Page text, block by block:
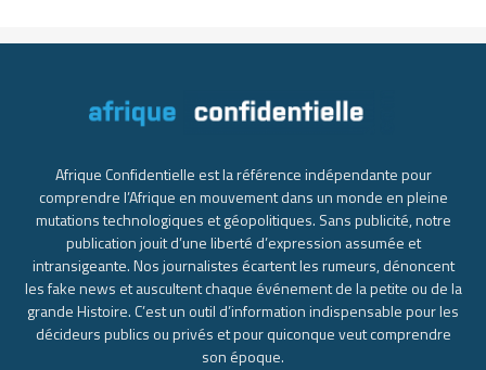
Afrique Confidentielle est la référence indépendante pour
comprendre l’Afrique en mouvement dans un monde en pleine
mutations technologiques et géopolitiques. Sans publicité, notre
publication jouit d’une liberté d’expression assumée et
intransigeante. Nos journalistes écartent les rumeurs, dénoncent
les fake news et auscultent chaque événement de la petite ou de la
grande Histoire. C’est un outil d’information indispensable pour les
décideurs publics ou privés et pour quiconque veut comprendre
son époque.